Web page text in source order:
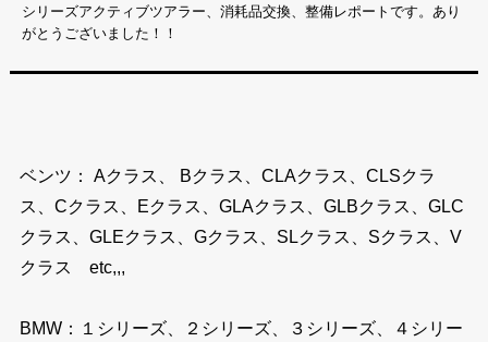
シリーズアクティブツアラー、消耗品交換、整備レポートです。あり
がとうございました！！
ベンツ： Aクラス、 Bクラス、CLAクラス、CLSクラ
ス、Cクラス、Eクラス、GLAクラス、GLBクラス、GLC
クラス、GLEクラス、Gクラス、SLクラス、Sクラス、V
クラス etc,,,
BMW：１シリーズ、２シリーズ、３シリーズ、４シリー